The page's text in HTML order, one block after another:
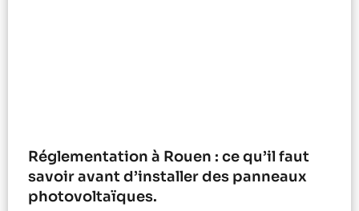
Réglementation à Rouen : ce qu’il faut
savoir avant d’installer des panneaux
photovoltaïques.